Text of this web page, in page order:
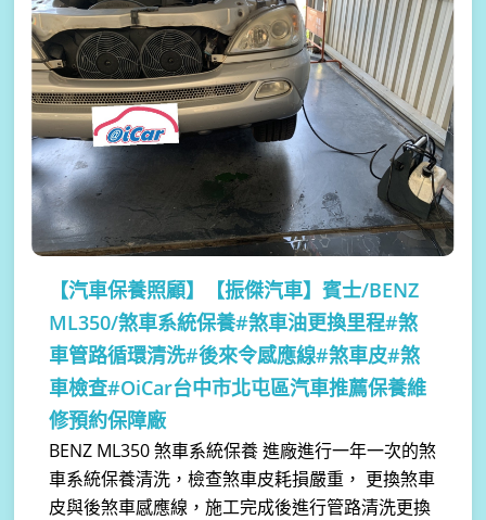
【汽車保養照顧】
【振傑汽車】賓士/BENZ
ML350/煞車系統保養#煞車油更換里程#煞
車管路循環清洗#後來令感應線#煞車皮#煞
車檢查#OiCar台中市北屯區汽車推薦保養維
修預約保障廠
BENZ ML350 煞車系統保養 進廠進行一年一次的煞
車系統保養清洗，檢查煞車皮耗損嚴重， 更換煞車
皮與後煞車感應線，施工完成後進行管路清洗更換